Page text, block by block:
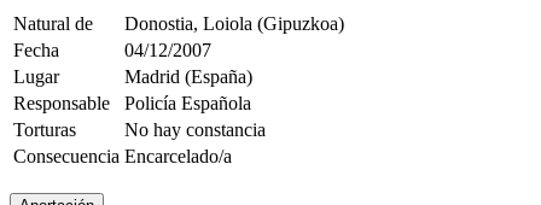
Natural de
Donostia, Loiola (Gipuzkoa)
Fecha
04/12/2007
Lugar
Madrid (España)
Responsable
Policía Española
Torturas
No hay constancia
Consecuencia Encarcelado/a